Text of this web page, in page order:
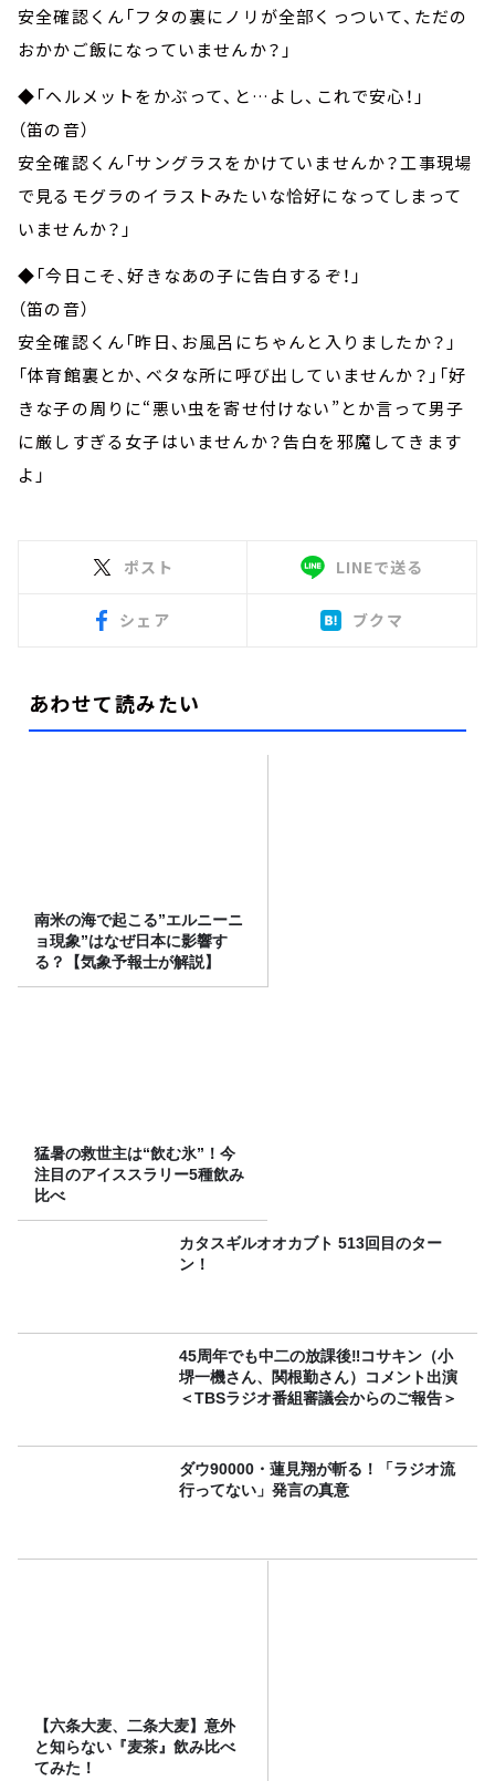
安全確認くん「フタの裏にノリが全部くっついて、ただの
おかかご飯になっていませんか？」
◆「ヘルメットをかぶって、と…よし、これで安心！」
（笛の音）
安全確認くん「サングラスをかけていませんか？工事現場
で見るモグラのイラストみたいな恰好になってしまって
いませんか？」
◆「今日こそ、好きなあの子に告白するぞ！」
（笛の音）
安全確認くん「昨日、お風呂にちゃんと入りましたか？」
「体育館裏とか、ベタな所に呼び出していませんか？」「好
きな子の周りに“悪い虫を寄せ付けない”とか言って男子
に厳しすぎる女子はいませんか？告白を邪魔してきます
よ」
ポスト LINEで送る
シェア ブクマ
あわせて読みたい
南米の海で起こる”エルニーニ
ョ現象”はなぜ日本に影響す
る？【気象予報士が解説】
猛暑の救世主は“飲む氷”！今
注目のアイススラリー5種飲み
比べ
カタスギルオオカブト 513回目のター
ン！
45周年でも中二の放課後‼コサキン（小
堺一機さん、関根勤さん）コメント出演
＜TBSラジオ番組審議会からのご報告＞
ダウ90000・蓮見翔が斬る！「ラジオ流
行ってない」発言の真意
【六条大麦、二条大麦】意外
と知らない『麦茶』飲み比べ
てみた！